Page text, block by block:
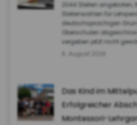
2044 Stellen angeboten,
Stellenwahlen für
deutschsprachigen
Oberschulen
vergeben jetzt nicht
6. August 2026
Das Kind im
Erfolgreicher
Montessori-